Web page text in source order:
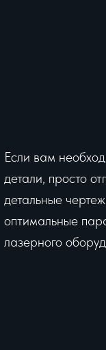
Если вам
детали, просто
детальные
оптимальные
лазерного